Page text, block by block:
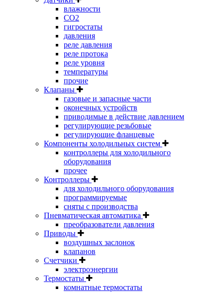
влажности
CO2
гигростаты
давления
реле давления
реле протока
реле уровня
температуры
прочие
Клапаны
газовые и запасные части
оконечных устройств
приводимые в действие давлением
регулирующие резьбовые
регулирующие фланцевые
Компоненты холодильных систем
контроллеры для холодильного
оборудования
прочее
Контроллеры
для холодильного оборудования
программируемые
сняты с производства
Пневматическая автоматика
преобразователи давления
Приводы
воздушных заслонок
клапанов
Счетчики
электроэнергии
Термостаты
комнатные термостаты